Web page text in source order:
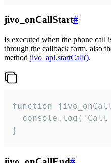
jivo_onCallStart#
Is executed when the phone call
through the callback form, also
method jivo_api.startCall().
function
console.log('Call
}